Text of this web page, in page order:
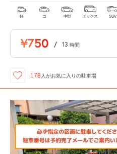
軽 コ 中型 ボックス SUV
¥750 / 13 時間
178 人がお気に入りの駐車場